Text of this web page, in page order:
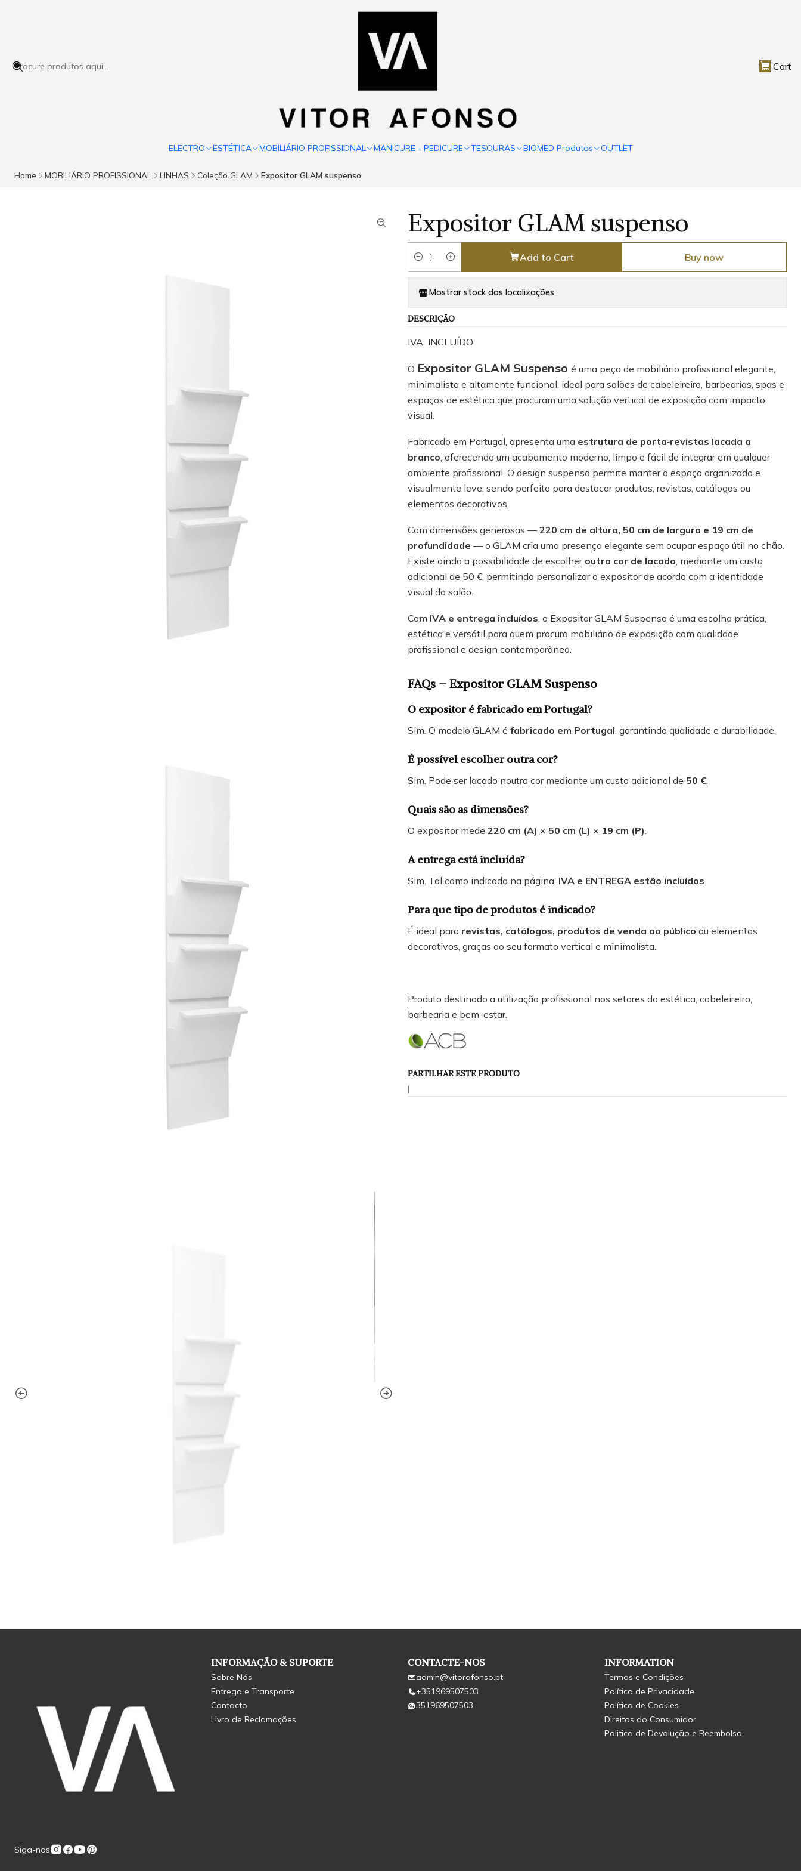
Cart
ELECTRO ESTÉTICA MOBILIÁRIO PROFISSIONAL MANICURE - PEDICURE TESOURAS BIOMED Produtos OUTLET
Home MOBILIÁRIO PROFISSIONAL LINHAS Coleção GLAM Expositor GLAM suspenso
Expositor GLAM suspenso
Quantity
Add to Cart Buy now
Mostrar stock das localizações
DESCRIÇÃO
IVA INCLUÍDO
O Expositor GLAM Suspenso é uma peça de mobiliário profissional elegante,
minimalista e altamente funcional, ideal para salões de cabeleireiro, barbearias, spas e
espaços de estética que procuram uma solução vertical de exposição com impacto
visual.
Fabricado em Portugal, apresenta uma estrutura de porta‑revistas lacada a
branco , oferecendo um acabamento moderno, limpo e fácil de integrar em qualquer
ambiente profissional. O design suspenso permite manter o espaço organizado e
visualmente leve, sendo perfeito para destacar produtos, revistas, catálogos ou
elementos decorativos.
Com dimensões generosas —220 cm de altura, 50 cm de largura e 19 cm de
profundidade — o GLAM cria uma presença elegante sem ocupar espaço útil no chão.
Existe ainda a possibilidade de escolher outra cor de lacado , mediante um custo
adicional de 50 €, permitindo personalizar o expositor de acordo com a identidade
visual do salão.
Com IVA e entrega incluídos , o Expositor GLAM Suspenso é uma escolha prática,
estética e versátil para quem procura mobiliário de exposição com qualidade
profissional e design contemporâneo.
FAQs – Expositor GLAM Suspenso
O expositor é fabricado em Portugal?
Sim. O modelo GLAM é fabricado em Portugal , garantindo qualidade e durabilidade.
É possível escolher outra cor?
Sim. Pode ser lacado noutra cor mediante um custo adicional de 50 €
Quais são as dimensões?
O expositor mede 220 cm (A) × 50 cm (L) × 19 cm (P)
A entrega está incluída?
Sim. Tal como indicado na página, IVA e ENTREGA estão incluídos
Para que tipo de produtos é indicado?
É ideal para revistas, catálogos, produtos de venda ao público ou elementos
decorativos, graças ao seu formato vertical e minimalista.
Produto destinado a utilização profissional nos setores da estética, cabeleireiro,
barbearia e bem-estar.
PARTILHAR ESTE PRODUTO
|
Siga-nos
INFORMAÇÃO & SUPORTE
Sobre Nós
Entrega e Transporte
Contacto
Livro de Reclamações
CONTACTE-NOS
admin@vitorafonso.pt
+351969507503
351969507503
INFORMATION
Termos e Condições
Política de Privacidade
Política de Cookies
Direitos do Consumidor
Politica de Devolução e Reembolso